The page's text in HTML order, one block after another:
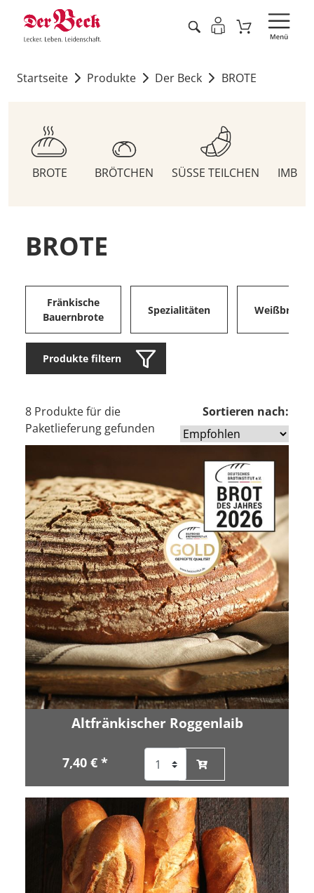
Startseite Produkte Der Beck BROTE
BROTE BRÖTCHEN SÜSSE TEILCHEN
BROTE
Fränkische
Bauernbrote
Spezialitäten Weißbrote
Produkte filtern
8 Produkte für die
Paketlieferung gefunden
Sortieren nach:
Altfränkischer Roggenlaib
7,40 € *